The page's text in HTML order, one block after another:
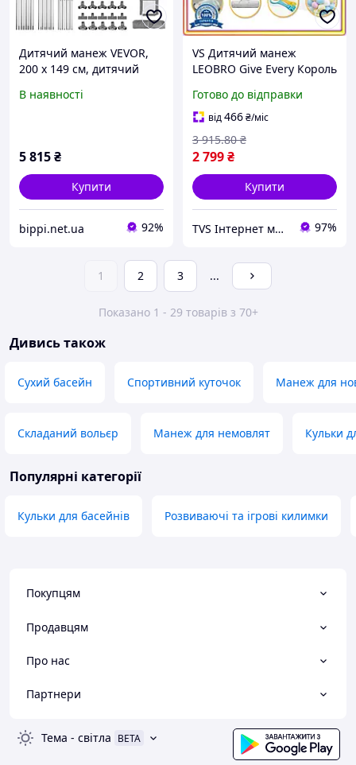
Дитячий манеж VEVOR,
200 x 149 см, дитячий
використання всередині
В наявності
5 815₴
Купити
bippi.net.ua 92%
VS Дитячий манеж
LEOBRO Give Every Король
для дітей з кульками та
кільцями для розвитку м
32T8_V1
Готово до відправки
від466₴/міс
2 799₴
3 915.80 ₴
Купити
TVS Інтернет магазин 97%
1 2 3 ...
Показано 1 - 29 товарів з 70+
Дивись також
Сухий басейн Спортивний куточок Манеж для
Складаний вольєр Манеж для немовлят Кульки
Популярні категорії
Кульки для басейнів Розвиваючі та ігрові килимки
Покупцям
Продавцям
Про нас
Партнери
Тема - світла BETA